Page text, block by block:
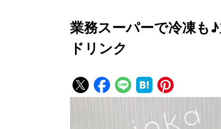
業務スーパーで冷凍も
ドリンク